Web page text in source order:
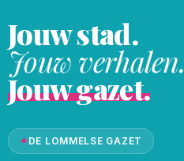
Jouw stad.
Jouw verhalen.
Jouw gazet.
✦DE LOMMELSE GAZET